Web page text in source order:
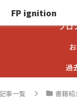
FP ignition
プロ
過
事一覧 書籍紹
FP ignition